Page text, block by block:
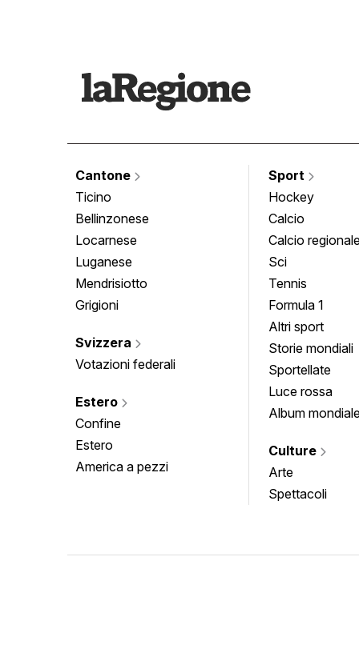
Cantone
Ticino
Bellinzonese
Locarnese
Luganese
Mendrisiotto
Grigioni
Svizzera
Votazioni federali
Estero
Confine
Estero
America a pezzi
Sport
Hockey
Calcio
Calcio
Sci
Tennis
Formula 1
Altri sport
Storie mondiali
Sportellate
Luce rossa
Album
Culture
Arte
Spettacoli